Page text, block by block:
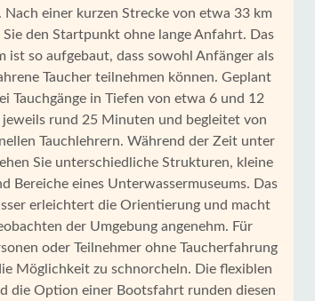
Nach einer kurzen Strecke von etwa 33 km
Sie den Startpunkt ohne lange Anfahrt. Das
ist so aufgebaut, dass sowohl Anfänger als
Taucher teilnehmen können. Geplant
Tauchgänge in Tiefen von etwa 6 und 12
jeweils rund 25 Minuten und begleitet von
Tauchlehrern. Während der Zeit unter
Sie unterschiedliche Strukturen, kleine
Bereiche eines Unterwassermuseums. Das
erleichtert die Orientierung und macht
der Umgebung angenehm. Für
oder Teilnehmer ohne Taucherfahrung
Möglichkeit zu schnorcheln. Die flexiblen
die Option einer Bootsfahrt runden diesen